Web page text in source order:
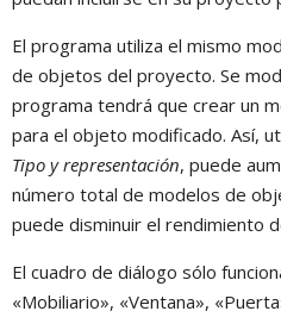
El programa utiliza el mismo
de objetos del proyecto. Se
programa tendrá que crear un
para el objeto modificado. Así,
Tipo y representación, puede
número total de modelos de
puede disminuir el rendimiento
El cuadro de diálogo sólo
«Mobiliario», «Ventana»,